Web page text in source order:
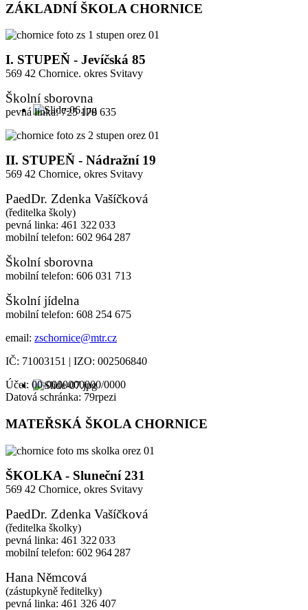
ZÁKLADNÍ ŠKOLA CHORNICE
I. STUPEŇ - Jevíčská 85
569 42 Chornice. okres Svitavy
Školní sborovna
pevná linka: 725 170 635
II. STUPEŇ - Nádražní 19
569 42 Chornice, okres Svitavy
PaedDr. Zdenka Vašíčková
(ředitelka školy)
pevná linka: 461 322 033
mobilní telefon: 602 964 287
Školní sborovna
mobilní telefon: 606 031 713
Školní jídelna
mobilní telefon: 608 254 675
email: zschornice@mtr.cz
IČ: 71003151 | IZO: 002506840
Účet: 00-0000000000/0000
Datová schránka: 79rpezi
MATEŘSKÁ ŠKOLA CHORNICE
ŠKOLKA - Sluneční 231
569 42 Chornice, okres Svitavy
PaedDr. Zdenka Vašíčková
(ředitelka školky)
pevná linka: 461 322 033
mobilní telefon: 602 964 287
Hana Němcová
(zástupkyně ředitelky)
pevná linka: 461 326 407